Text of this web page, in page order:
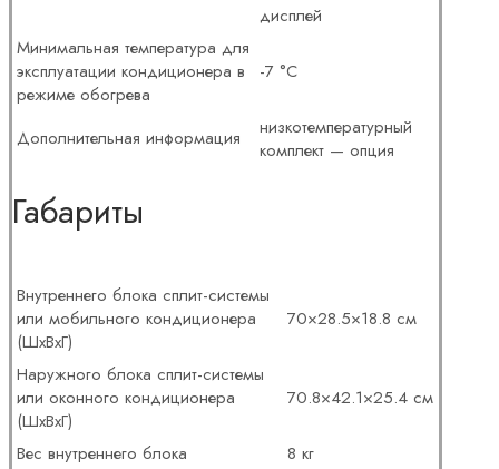
дисплей
Минимальная температура для
эксплуатации кондиционера в
режиме обогрева
-7 °С
Дополнительная информация
низкотемпературный
комплект — опция
Габариты
Внутреннего блока сплит-системы
или мобильного кондиционера
(ШxВxГ)
70×28.5×18.8 см
Наружного блока сплит-системы
или оконного кондиционера
(ШxВxГ)
70.8×42.1×25.4 см
Вес внутреннего блока
8 кг